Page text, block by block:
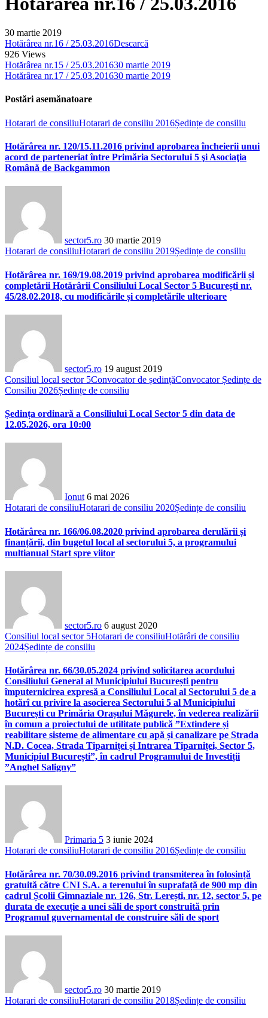
30 martie 2019
Hotărârea nr.16 / 25.03.2016Descarcă
926 Views
Hotărârea nr.15 / 25.03.201630 martie 2019
Hotărârea nr.17 / 25.03.201630 martie 2019
Postări asemănatoare
Hotarari de consiliuHotarari de consiliu 2016Ședințe de consiliu
Hotărârea nr. 120/15.11.2016 privind aprobarea încheierii unui
acord de parteneriat între Primăria Sectorului 5 şi Asociaţia
Română de Backgammon
sector5.ro 30 martie 2019
Hotarari de consiliuHotarari de consiliu 2019Ședințe de consiliu
Hotărârea nr. 169/19.08.2019 privind aprobarea modificării și
completării Hotărârii Consiliului Local Sector 5 București nr.
45/28.02.2018, cu modificările și completările ulterioare
sector5.ro 19 august 2019
Consiliul local sector 5Convocator de ședințăConvocator Ședințe de
Consiliu 2026Ședințe de consiliu
Ședința ordinară a Consiliului Local Sector 5 din data de
12.05.2026, ora 10:00
Ionut 6 mai 2026
Hotarari de consiliuHotarari de consiliu 2020Ședințe de consiliu
Hotărârea nr. 166/06.08.2020 privind aprobarea derulării și
finanțării, din bugetul local al sectorului 5, a programului
multianual Start spre viitor
sector5.ro 6 august 2020
Consiliul local sector 5Hotarari de consiliuHotărâri de consiliu
2024Ședințe de consiliu
Hotărârea nr. 66/30.05.2024 privind solicitarea acordului
Consiliului General al Municipiului București pentru
împuternicirea expresă a Consiliului Local al Sectorului 5 de a
hotărî cu privire la asocierea Sectorului 5 al Municipiului
București cu Primăria Orașului Măgurele, în vederea realizării
în comun a proiectului de utilitate publică ”Extindere și
reabilitare sisteme de alimentare cu apă și canalizare pe Strada
N.D. Cocea, Strada Tiparniței și Intrarea Tiparniței, Sector 5,
Municipiul București”, în cadrul Programului de Investiții
”Anghel Saligny”
Primaria 5 3 iunie 2024
Hotarari de consiliuHotarari de consiliu 2016Ședințe de consiliu
Hotărârea nr. 70/30.09.2016 privind transmiterea în folosință
gratuită către CNI S.A. a terenului în suprafață de 900 mp din
cadrul Școlii Gimnaziale nr. 126, Str. Lerești, nr. 12, sector 5, pe
durata de execuție a unei săli de sport construită prin
Programul guvernamental de construire săli de sport
sector5.ro 30 martie 2019
Hotarari de consiliuHotarari de consiliu 2018Ședințe de consiliu